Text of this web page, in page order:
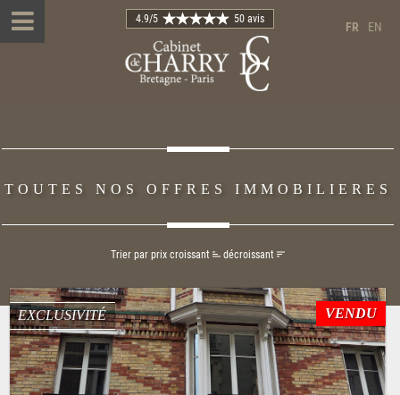
FR EN
4.9/5 50 avis
TOUTES NOS OFFRES IMMOBILIERES
Trier par prix croissant décroissant
VENDU
EXCLUSIVITÉ